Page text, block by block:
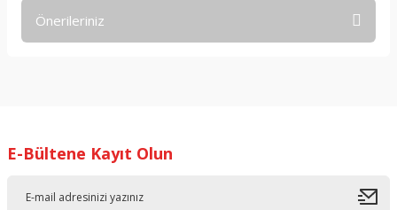
Önerileriniz
Ürün resmi kalitesiz, bozuk veya görüntülenemiyor.
E-Bültene Kayıt Olun